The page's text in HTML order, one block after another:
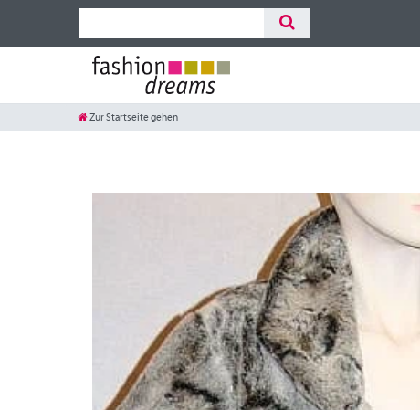
Zur Startseite gehen